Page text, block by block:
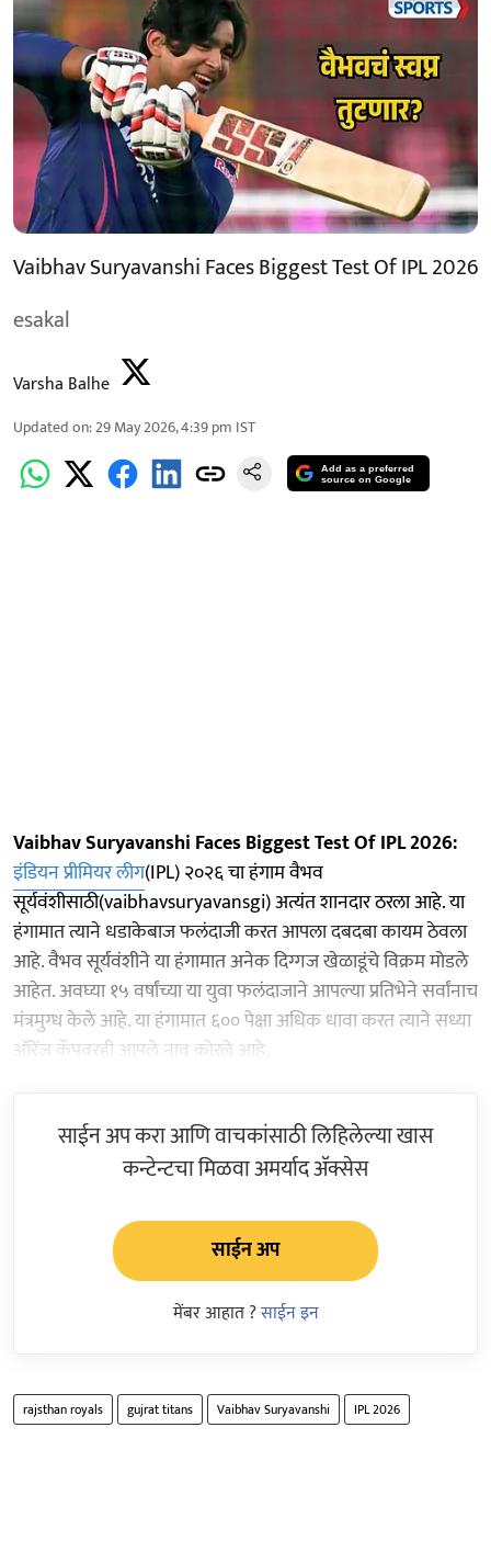
Vaibhav Suryavanshi Faces Biggest Test Of IPL 2026
esakal
Varsha Balhe
Updated on:29 May 2026, 4:39 pm IST
Add as a preferred
source on Google
Vaibhav Suryavanshi Faces Biggest Test Of IPL 2026:
इंडियन प्रीमियर लीग(IPL) २०२६ चा हंगाम वैभव
सूर्यवंशीसाठी(vaibhavsuryavansgi) अत्यंत शानदार ठरला आहे. या
हंगामात त्याने धडाकेबाज फलंदाजी करत आपला दबदबा कायम ठेवला
आहे. वैभव सूर्यवंशीने या हंगामात अनेक दिग्गज खेळाडूंचे विक्रम मोडले
आहेत. अवघ्या १५ वर्षांच्या या युवा फलंदाजाने आपल्या प्रतिभेने सर्वांनाच
मंत्रमुग्ध केले आहे. या हंगामात ६०० पेक्षा अधिक धावा करत त्याने सध्या
ऑरेंज कॅपवरही आपले नाव कोरले आहे.
साईन अप करा आणि वाचकांसाठी लिहिलेल्या खास
कन्टेन्टचा मिळवा अमर्याद ॲक्सेस
साईन अप
मेंबर आहात ?साईन इन
rajsthan royals gujrat titans Vaibhav Suryavanshi IPL 2026